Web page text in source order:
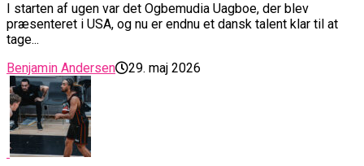
I starten af ugen var det Ogbemudia Uagboe, der blev
præsenteret i USA, og nu er endnu et dansk talent klar til at
tage...
Benjamin Andersen
29. maj 2026